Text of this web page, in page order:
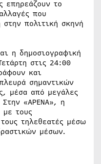
επηρεάζουν το
που
πολιτική σκηνή
η δημοσιογραφική
στις 24:00
και
σημαντικών
μέσα από μεγάλες
Στην «ΑΡΕΝΑ», η
με τους
τηλεθεατές μέσω
μέσων.